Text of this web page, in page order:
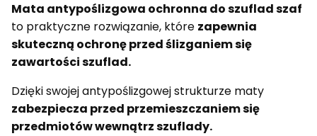
Mata antypoślizgowa ochronna do szuflad szaf
to praktyczne rozwiązanie, które zapewnia
skuteczną ochronę przed ślizganiem się
zawartości szuflad.
Dzięki swojej antypoślizgowej strukturze maty
zabezpiecza przed przemieszczaniem się
przedmiotów wewnątrz szuflady.